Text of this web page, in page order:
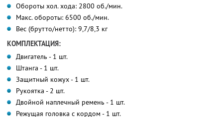
Обороты хол. хода: 2800 об./мин.
Maкс. обороты: 6500 об./мин.
Вес (брутто/нетто): 9,7/8,3 кг
КОМПЛЕКТАЦИЯ:
Двигатель - 1 шт.
Штанга - 1 шт.
Защитный кожух - 1 шт.
Рукоятка - 2 шт.
Двойной наплечный ремень - 1 шт.
Режущая головка с кордом - 1 шт.